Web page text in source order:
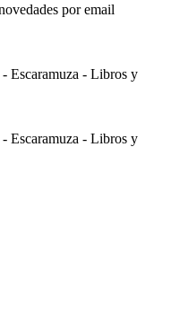
por email